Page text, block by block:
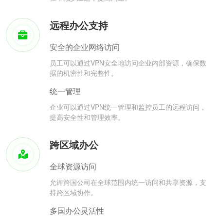
远程办公支持
安全的企业网络访问
员工可以通过VPN安全地访问企业内部资源，确保数
据的机密性和完整性。
统一管理
企业可以通过VPN统一管理和监控员工的远程访问，
提高安全性和管理效率。
跨区域办公
全球资源访问
允许跨国公司在全球范围内统一访问和共享资源，支
持跨区域协作。
多国办公灵活性